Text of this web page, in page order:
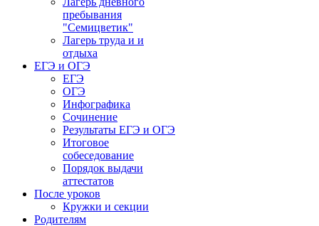
пребывания
"Семицветик"
Лагерь труда и и
отдыха
ЕГЭ и ОГЭ
ЕГЭ
ОГЭ
Инфографика
Сочинение
Результаты ЕГЭ и ОГЭ
Итоговое
собеседование
Порядок выдачи
аттестатов
После уроков
Кружки и секции
Родителям